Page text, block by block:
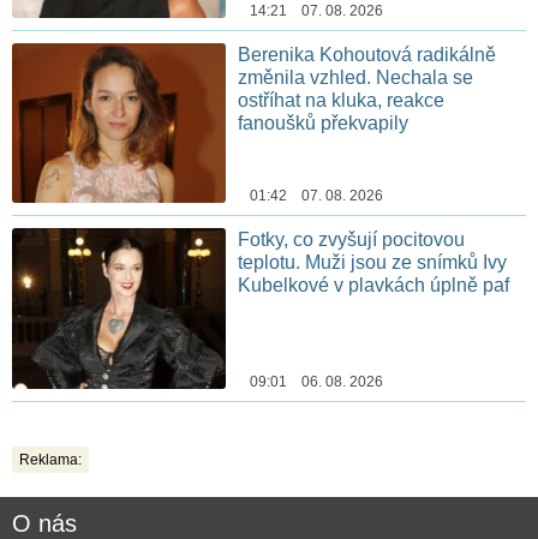
14:21 07. 08. 2026
Berenika Kohoutová radikálně
změnila vzhled. Nechala se
ostříhat na kluka, reakce
fanoušků překvapily
01:42 07. 08. 2026
Fotky, co zvyšují pocitovou
teplotu. Muži jsou ze snímků Ivy
Kubelkové v plavkách úplně paf
09:01 06. 08. 2026
Reklama:
O nás